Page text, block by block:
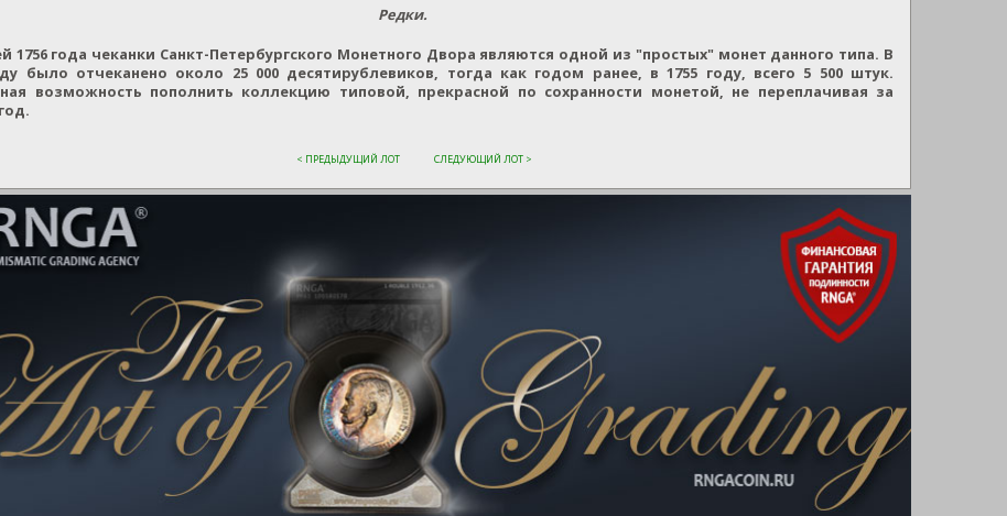
Редки.
1756 года чеканки Санкт-Петербургского Монетного Двора являются одной из "простых" монет данного типа. В
было отчеканено около 25 000 десятирублевиков, тогда как годом ранее, в 1755 году, всего 5 500 штук.
возможность пополнить коллекцию типовой, прекрасной по сохранности монетой, не переплачивая за
< ПРЕДЫДУЩИЙ ЛОТ СЛЕДУЮЩИЙ ЛОТ >